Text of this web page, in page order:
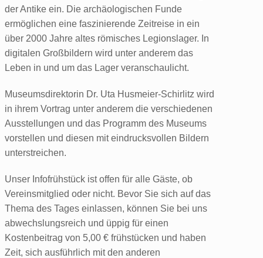
der Antike ein. Die archäologischen Funde
ermöglichen eine faszinierende Zeitreise in ein
über 2000 Jahre altes römisches Legionslager. In
digitalen Großbildern wird unter anderem das
Leben in und um das Lager veranschaulicht.
Museumsdirektorin Dr. Uta Husmeier-Schirlitz wird
in ihrem Vortrag unter anderem die verschiedenen
Ausstellungen und das Programm des Museums
vorstellen und diesen mit eindrucksvollen Bildern
unterstreichen.
Unser Infofrühstück ist offen für alle Gäste, ob
Vereinsmitglied oder nicht. Bevor Sie sich auf das
Thema des Tages einlassen, können Sie bei uns
abwechslungsreich und üppig für einen
Kostenbeitrag von 5,00 € frühstücken und haben
Zeit, sich ausführlich mit den anderen